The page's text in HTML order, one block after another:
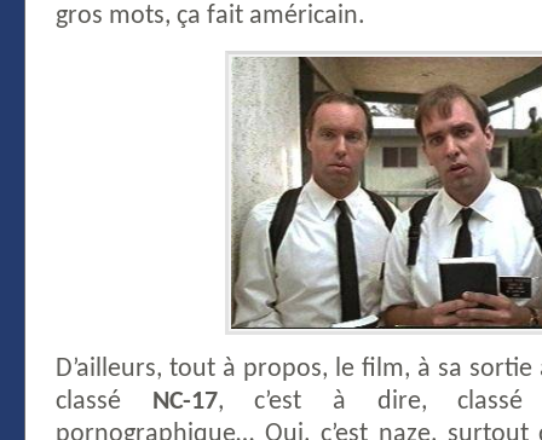
gros mots, ça fait américain.
D’ailleurs, tout à propos, le film, à sa
classé NC-17, c’est à dire,